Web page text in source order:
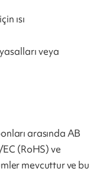
ısı
veya
arasında AB
(RoHS) ve
mevcuttur ve bu